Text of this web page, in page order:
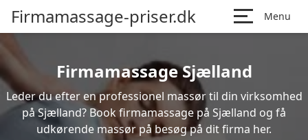
Firmamassage-priser.dk Menu
Firmamassage Sjælland
Leder du efter en professionel massør til din virksomhed
på Sjælland? Book firmamassage på Sjælland og få
udkørende massør på besøg på dit firma her.